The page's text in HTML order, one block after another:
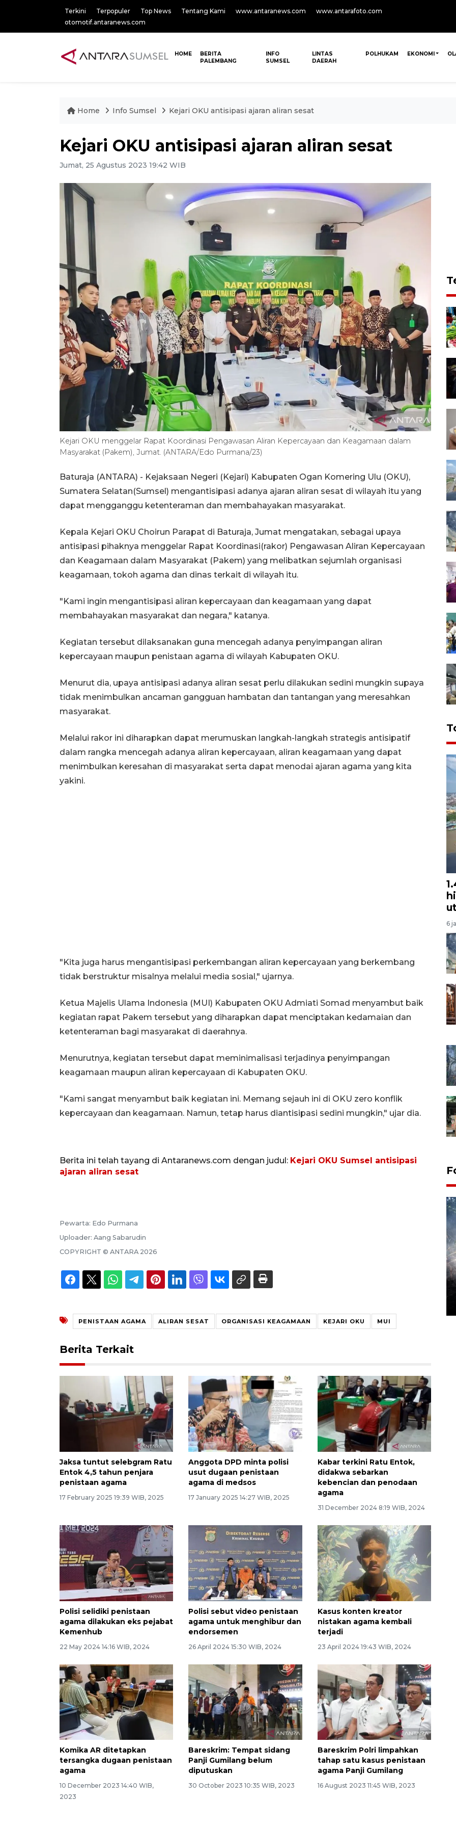
Terkini Terpopuler Top News Tentang Kami www.antaranews.com
www.antarafoto.com
otomotif.antaranews.com
HOME
BERITA
PALEMBANG
INFO
SUMSEL
LINTAS
DAERAH
POLHUKAM EKONOMI
Home Info Sumsel Kejari OKU antisipasi ajaran aliran sesat
Kejari OKU antisipasi ajaran aliran sesat
Jumat, 25 Agustus 2023 19:42 WIB
Kejari OKU menggelar Rapat Koordinasi Pengawasan Aliran Kepercayaan dan Keagamaan dalam
Masyarakat (Pakem), Jumat. (ANTARA/Edo Purmana/23)
Baturaja (ANTARA) - Kejaksaan Negeri (Kejari) Kabupaten Ogan Komering Ulu (OKU),
Sumatera Selatan(Sumsel) mengantisipasi adanya ajaran aliran sesat di wilayah itu yang
dapat mengganggu ketenteraman dan membahayakan masyarakat.
Kepala Kejari OKU Choirun Parapat di Baturaja, Jumat mengatakan, sebagai upaya
antisipasi pihaknya menggelar Rapat Koordinasi(rakor) Pengawasan Aliran Kepercayaan
dan Keagamaan dalam Masyarakat (Pakem) yang melibatkan sejumlah organisasi
keagamaan, tokoh agama dan dinas terkait di wilayah itu.
"Kami ingin mengantisipasi aliran kepercayaan dan keagamaan yang dapat
membahayakan masyarakat dan negara," katanya.
Kegiatan tersebut dilaksanakan guna mencegah adanya penyimpangan aliran
kepercayaan maupun penistaan agama di wilayah Kabupaten OKU.
Menurut dia, upaya antisipasi adanya aliran sesat perlu dilakukan sedini mungkin supaya
tidak menimbulkan ancaman gangguan hambatan dan tantangan yang meresahkan
masyarakat.
Melalui rakor ini diharapkan dapat merumuskan langkah-langkah strategis antisipatif
dalam rangka mencegah adanya aliran kepercayaan, aliran keagamaan yang dapat
menimbulkan keresahan di masyarakat serta dapat menodai ajaran agama yang kita
yakini.
"Kita juga harus mengantisipasi perkembangan aliran kepercayaan yang berkembang
tidak berstruktur misalnya melalui media sosial," ujarnya.
Ketua Majelis Ulama Indonesia (MUI) Kabupaten OKU Admiati Somad menyambut baik
kegiatan rapat Pakem tersebut yang diharapkan dapat menciptakan kedamaian dan
ketenteraman bagi masyarakat di daerahnya.
Menurutnya, kegiatan tersebut dapat meminimalisasi terjadinya penyimpangan
keagamaan maupun aliran kepercayaan di Kabupaten OKU.
"Kami sangat menyambut baik kegiatan ini. Memang sejauh ini di OKU zero konflik
kepercayaan dan keagamaan. Namun, tetap harus diantisipasi sedini mungkin," ujar dia.
Berita ini telah tayang di Antaranews.com dengan judul: Kejari OKU Sumsel antisipasi
ajaran aliran sesat
Pewarta: Edo Purmana
Uploader: Aang Sabarudin
COPYRIGHT © ANTARA 2026
PENISTAAN AGAMA ALIRAN SESAT ORGANISASI KEAGAMAAN KEJARI OKU MUI
Berita Terkait
Jaksa tuntut selebgram Ratu
Entok 4,5 tahun penjara
penistaan agama
17 February 2025 19:39 WIB, 2025
Anggota DPD minta polisi
usut dugaan penistaan
agama di medsos
17 January 2025 14:27 WIB, 2025
Kabar terkini Ratu Entok,
didakwa sebarkan
kebencian dan penodaan
agama
31 December 2024 8:19 WIB, 2024
Polisi selidiki penistaan
agama dilakukan eks pejabat
Kemenhub
22 May 2024 14:16 WIB, 2024
Polisi sebut video penistaan
agama untuk menghibur dan
endorsemen
26 April 2024 15:30 WIB, 2024
Kasus konten kreator
nistakan agama kembali
terjadi
23 April 2024 19:43 WIB, 2024
Komika AR ditetapkan
tersangka dugaan penistaan
agama
10 December 2023 14:40 WIB,
2023
Bareskrim: Tempat sidang
Panji Gumilang belum
diputuskan
30 October 2023 10:35 WIB, 2023
Bareskrim Polri limpahkan
tahap satu kasus penistaan
agama Panji Gumilang
16 August 2023 11:45 WIB, 2023
6